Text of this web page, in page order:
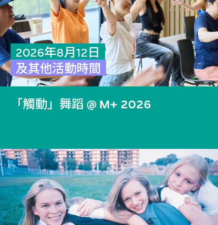
2026年8月12日
及其他活動時間
「觸動」舞蹈 @ M+ 2026